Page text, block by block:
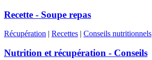
Recette - Soupe repas
Récupération | Recettes | Conseils nutritionnels
Nutrition et récupération - Conseils